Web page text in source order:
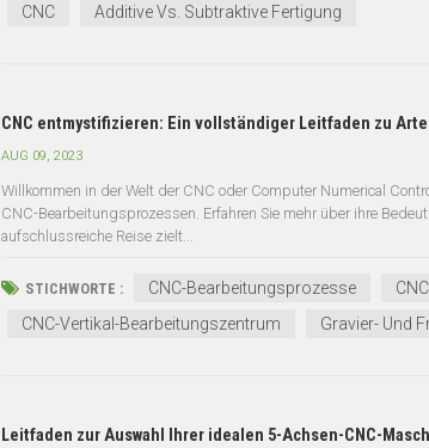
CNC
Additive Vs. Subtraktive Fertigung
CNC entmystifizieren: Ein vollständiger Leitfaden zu
AUG 09, 2023
Willkommen in der Welt der CNC oder Computer Numerical
CNC-Bearbeitungsprozessen. Erfahren Sie mehr über ihre
aufschlussreiche Reise zielt...
STICHWORTE : CNC-Bearbeitungsprozesse
CNC-Vertikal-Bearbeitungszentrum
Gravier- Und
Leitfaden zur Auswahl Ihrer idealen 5-Achsen-CNC-